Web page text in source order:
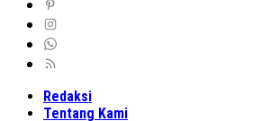
Redaksi
Tentang Kami